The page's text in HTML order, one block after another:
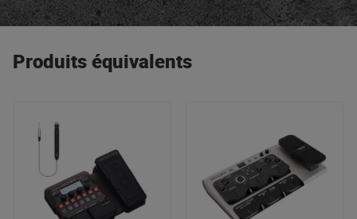
Produits équivalents